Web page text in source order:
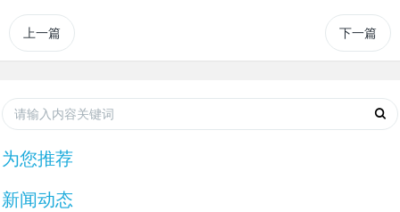
上一篇 下一篇
为您推荐
新闻动态